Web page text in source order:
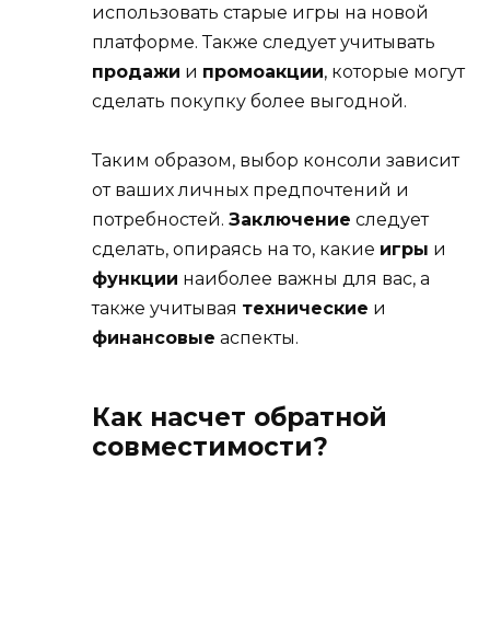
использовать старые игры на новой
платформе. Также следует учитывать
продажи и промоакции, которые могут
сделать покупку более выгодной.
Таким образом, выбор консоли зависит
от ваших личных предпочтений и
потребностей. Заключение следует
сделать, опираясь на то, какие игры и
функции наиболее важны для вас, а
также учитывая технические и
финансовые аспекты.
Как насчет обратной
совместимости?